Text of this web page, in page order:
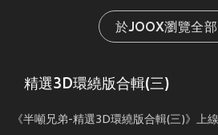
於JOOX瀏覽全
精選3D環繞版合輯(三)
《半噸兄弟-精選3D環繞版合輯(三)》上